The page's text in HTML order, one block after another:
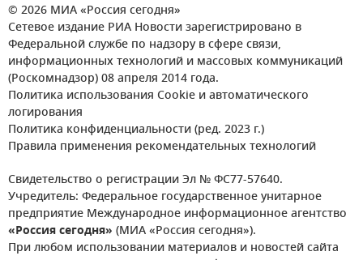
© 2026 МИА «Россия сегодня»
Сетевое издание РИА Новости зарегистрировано в
Федеральной службе по надзору в сфере связи,
информационных технологий и массовых коммуникаций
(Роскомнадзор) 08 апреля 2014 года.
Политика использования Cookie и автоматического
логирования
Политика конфиденциальности (ред. 2023 г.)
Правила применения рекомендательных технологий
Свидетельство о регистрации Эл № ФС77-57640.
Учредитель: Федеральное государственное унитарное
предприятие Международное информационное агентство
«Россия сегодня» (МИА «Россия сегодня»).
При любом использовании материалов и новостей сайта